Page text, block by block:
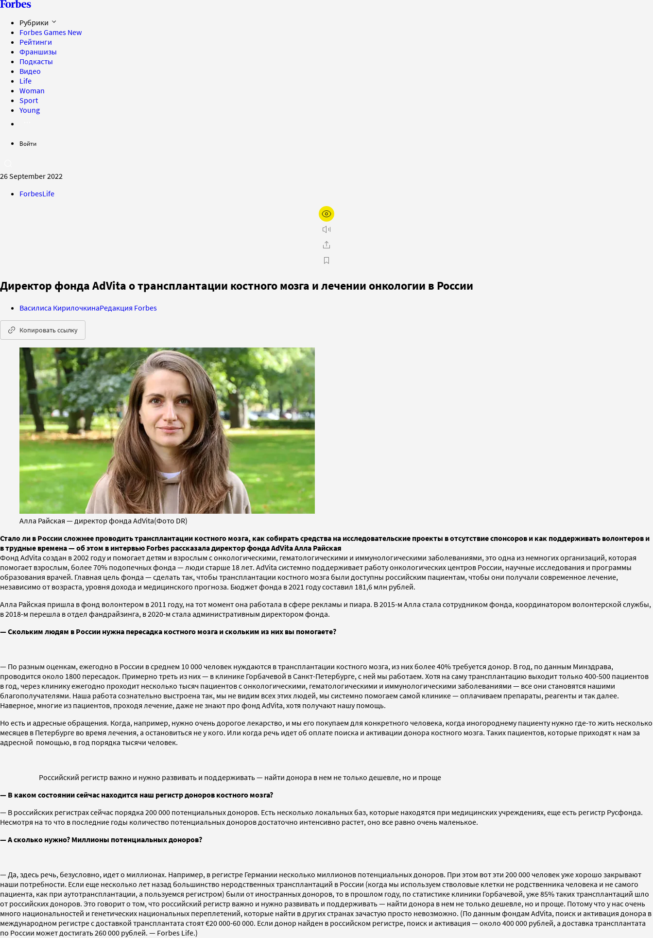
Рубрики
Forbes Games New
Рейтинги
Франшизы
Подкасты
Видео
Life
Woman
Sport
Young
Войти
26 September 2022
ForbesLife
Директор фонда AdVita о трансплантации костного мозга и лечении онкологии в России
Василиса КирилочкинаРедакция Forbes
Копировать ссылку
Алла Райская — директор фонда AdVita(Фото DR)
Стало ли в России сложнее проводить трансплантации костного мозга, как собирать средства на исследовательские проекты в отсутствие спонсоров и как поддерживать волонтеров и
в трудные времена — об этом в интервью Forbes рассказала директор фонда AdVita Алла Райская
Фонд AdVita создан в 2002 году и помогает детям и взрослым с онкологическими, гематологическими и иммунологическими заболеваниями, это одна из немногих организаций, которая
помогает взрослым, более 70% подопечных фонда — люди старше 18 лет. AdVita системно поддерживает работу онкологических центров России, научные исследования и программы
образования врачей. Главная цель фонда — сделать так, чтобы трансплантации костного мозга были доступны российским пациентам, чтобы они получали современное лечение,
независимо от возраста, уровня дохода и медицинского прогноза. Бюджет фонда в 2021 году составил 181,6 млн рублей.
Алла Райская пришла в фонд волонтером в 2011 году, на тот момент она работала в сфере рекламы и пиара. В 2015-м Алла стала сотрудником фонда, координатором волонтерской службы,
в 2018-м перешла в отдел фандрайзинга, в 2020-м стала административным директором фонда.
— Скольким людям в России нужна пересадка костного мозга и скольким из них вы помогаете?
— По разным оценкам, ежегодно в России в среднем 10 000 человек нуждаются в трансплантации костного мозга, из них более 40% требуется донор. В год, по данным Минздрава,
проводится около 1800 пересадок. Примерно треть из них — в клинике Горбачевой в Санкт-Петербурге, с ней мы работаем. Хотя на саму трансплантацию выходит только 400-500 пациентов
в год, через клинику ежегодно проходит несколько тысяч пациентов с онкологическими, гематологическими и иммунологическими заболеваниями — все они становятся нашими
благополучателями. Наша работа сознательно выстроена так, мы не видим всех этих людей, мы системно помогаем самой клинике — оплачиваем препараты, реагенты и так далее.
Наверное, многие из пациентов, проходя лечение, даже не знают про фонд AdVita, хотя получают нашу помощь.
Но есть и адресные обращения. Когда, например, нужно очень дорогое лекарство, и мы его покупаем для конкретного человека, когда иногороднему пациенту нужно где-то жить несколько
месяцев в Петербурге во время лечения, а остановиться не у кого. Или когда речь идет об оплате поиска и активации донора костного мозга. Таких пациентов, которые приходят к нам за
адресной помощью, в год порядка тысячи человек.
Российский регистр важно и нужно развивать и поддерживать — найти донора в нем не только дешевле, но и проще
— В каком состоянии сейчас находится наш регистр доноров костного мозга?
— В российских регистрах сейчас порядка 200 000 потенциальных доноров. Есть несколько локальных баз, которые находятся при медицинских учреждениях, еще есть регистр Русфонда.
Несмотря на то что в последние годы количество потенциальных доноров достаточно интенсивно растет, оно все равно очень маленькое.
— А сколько нужно? Миллионы потенциальных доноров?
— Да, здесь речь, безусловно, идет о миллионах. Например, в регистре Германии несколько миллионов потенциальных доноров. При этом вот эти 200 000 человек уже хорошо закрывают
наши потребности. Если еще несколько лет назад большинство неродственных трансплантаций в России (когда мы используем стволовые клетки не родственника человека и не самого
пациента, как при аутотрансплантации, а пользуемся регистром) были от иностранных доноров, то в прошлом году, по статистике клиники Горбачевой, уже 85% таких трансплантаций шло
от российских доноров. Это говорит о том, что российский регистр важно и нужно развивать и поддерживать — найти донора в нем не только дешевле, но и проще. Потому что у нас очень
много национальностей и генетических национальных переплетений, которые найти в других странах зачастую просто невозможно. (По данным фондам AdVita, поиск и активация донора в
международном регистре с доставкой трансплантата стоят €20 000-60 000. Если донор найден в российском регистре, поиск и активация — около 400 000 рублей, а доставка трансплантата
по России может достигать 260 000 рублей. — Forbes Life.)